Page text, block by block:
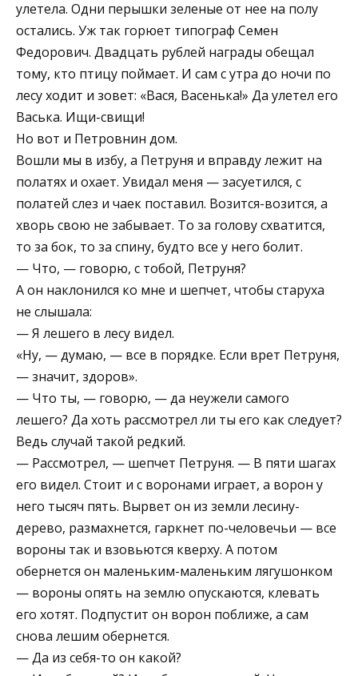
улетела. Одни перышки зеленые от нее на полу
остались. Уж так горюет типограф Семен
Федорович. Двадцать рублей награды обещал
тому, кто птицу поймает. И сам с утра до ночи по
лесу ходит и зовет: «Вася, Васенька!» Да улетел его
Васька. Ищи-свищи!
Но вот и Петровнин дом.
Вошли мы в избу, а Петруня и вправду лежит на
полатях и охает. Увидал меня — засуетился, с
полатей слез и чаек поставил. Возится-возится, а
хворь свою не забывает. То за голову схватится,
то за бок, то за спину, будто все у него болит.
— Что, — говорю, с тобой, Петруня?
А он наклонился ко мне и шепчет, чтобы старуха
не слышала:
— Я лешего в лесу видел.
«Ну, — думаю, — все в порядке. Если врет Петруня,
— значит, здоров».
— Что ты, — говорю, — да неужели самого
лешего? Да хоть рассмотрел ли ты его как следует?
Ведь случай такой редкий.
— Рассмотрел, — шепчет Петруня. — В пяти шагах
его видел. Стоит и с воронами играет, а ворон у
него тысяч пять. Вырвет он из земли лесину-
дерево, размахнется, гаркнет по-человечьи — все
вороны так и взовьются кверху. А потом
обернется он маленьким-маленьким лягушонком
— вороны опять на землю опускаются, клевать
его хотят. Подпустит он ворон поближе, а сам
снова лешим обернется.
— Да из себя-то он какой?